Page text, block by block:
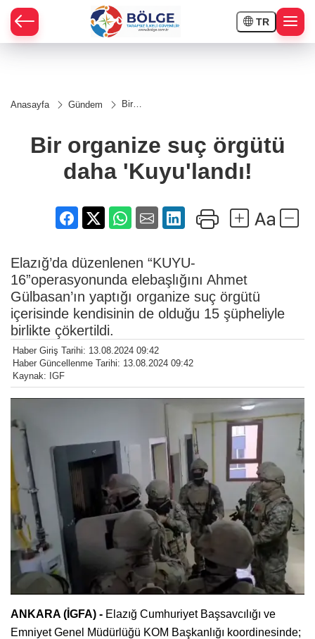
TR
Anasayfa Gündem
Bir
daha
'Kuyu'landı!
Bir organize suç örgütü
daha 'Kuyu'landı!
Elazığ’da düzenlenen “KUYU-
16”operasyonunda elebaşlığını Ahmet
Gülbasan’ın yaptığı organize suç örgütü
içerisinde kendisinin de olduğu 15 şüpheliyle
birlikte çökertildi.
Haber Giriş Tarihi: 13.08.2024 09:42
Haber Güncellenme Tarihi: 13.08.2024 09:42
Kaynak: IGF
ANKARA (İGFA) - Elazığ Cumhuriyet Başsavcılığı ve
Emniyet Genel Müdürlüğü KOM Başkanlığı koordinesinde;